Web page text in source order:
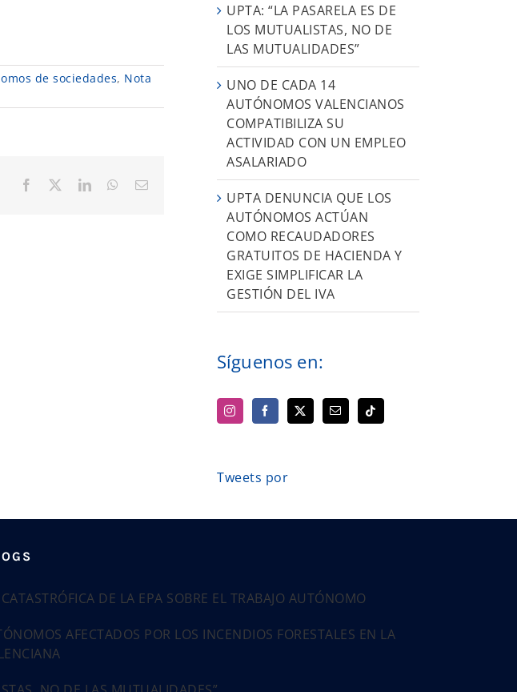
de sociedades, Nota
Facebook LinkedInWhatsApp
Correo
UPTA: “LA PASARELA ES DE
LOS MUTUALISTAS, NO DE
LAS MUTUALIDADES”
UNO DE CADA 14
AUTÓNOMOS VALENCIANOS
COMPATIBILIZA SU
ACTIVIDAD CON UN EMPLEO
ASALARIADO
UPTA DENUNCIA QUE LOS
AUTÓNOMOS ACTÚAN
COMO RECAUDADORES
GRATUITOS DE HACIENDA Y
EXIGE SIMPLIFICAR LA
GESTIÓN DEL IVA
Síguenos en:
Tweets por
DE LA EPA SOBRE EL TRABAJO AUTÓNOMO
AFECTADOS POR LOS INCENDIOS FORESTALES EN LA